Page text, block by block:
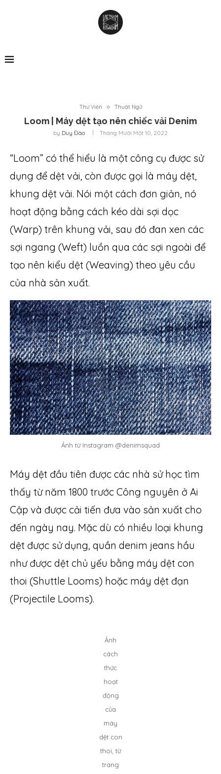
Thư Viện Thuật Ngữ
Loom | Máy dệt tạo nên chiếc vải Denim
by Duy Đào Tháng Mười Một 10, 2022
“Loom” có thể hiểu là một công cụ được sử
dụng để dệt vải, còn được gọi là máy dệt,
khung dệt vải. Nói một cách đơn giản, nó
hoạt động bằng cách kéo dài sợi dọc
(Warp) trên khung vải, sau đó đan xen các
sợi ngang (Weft) luồn qua các sợi ngoài để
tạo nên kiểu dệt (Weaving) theo yêu cầu
của nhà sản xuất.
Ảnh từ Instagram @denimsquad
Máy dệt đầu tiên được các nhà sử học tìm
thấy từ năm 1800 trước Công nguyên ở Ai
Cập và được cải tiến đưa vào sản xuất cho
đến ngày nay. Mặc dù có nhiều loại khung
dệt được sử dụng, quần denim jeans hầu
như được dệt chủ yếu bằng máy dệt con
thoi (Shuttle Looms) hoặc máy dệt đạn
(Projectile Looms).
Ảnh
cách
thức
hoạt
động
của
máy
dệt con
thoi, từ
trang